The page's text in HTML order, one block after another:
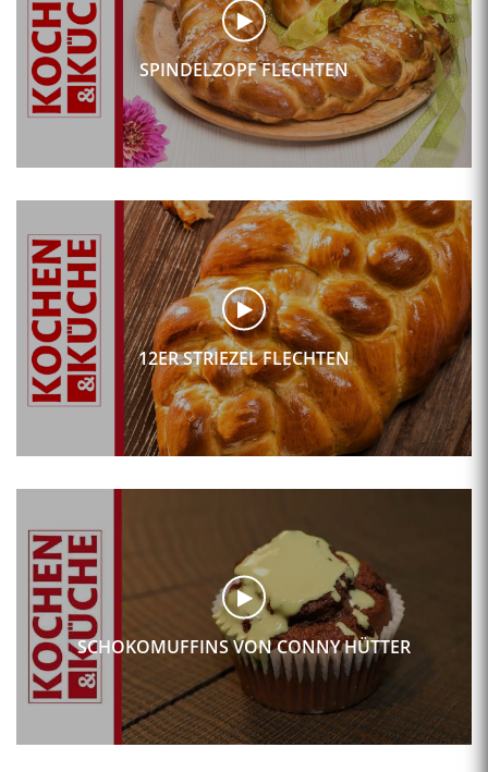
SPINDELZOPF FLECHTEN
12ER STRIEZEL FLECHTEN
SCHOKOMUFFINS VON CONNY HÜTTER